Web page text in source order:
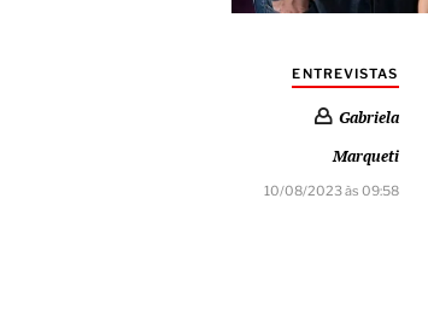
ENTREVISTAS
Gabriela
Marqueti
10/08/2023 às 09:58